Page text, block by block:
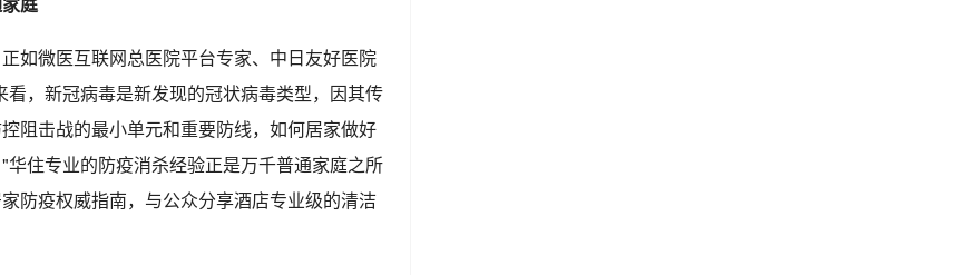
如微医互联网总医院平台专家、中日友好医院
，新冠病毒是新发现的冠状病毒类型，因其传
阻击战的最小单元和重要防线，如何居家做好
住专业的防疫消杀经验正是万千普通家庭之所
防疫权威指南，与公众分享酒店专业级的清洁